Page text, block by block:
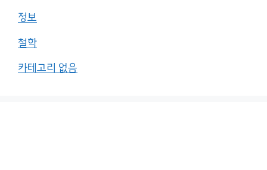
정보
철학
카테고리 없음